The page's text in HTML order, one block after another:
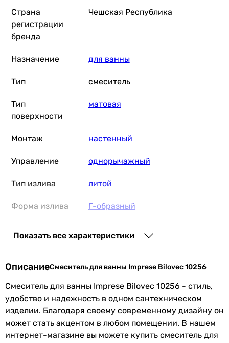
Страна
регистрации
бренда
Чешская Республика
Назначение для ванны
Тип смеситель
Тип
поверхности
матовая
Монтаж настенный
Управление однорычажный
Тип излива литой
Форма излива Г-образный
ванна/душ
Оснащение аэратор
Особенности
смесителя
картриджный смеситель
Подключение к водопроводу
Показать все характеристики
ОписаниеСмеситель для ванны Imprese Bilovec 10256
Смеситель для ванны Imprese Bilovec 10256 - стиль,
удобство и надежность в одном сантехническом
изделии. Благодаря своему современному дизайну он
может стать акцентом в любом помещении. В нашем
интернет-магазине вы можете купить смеситель для